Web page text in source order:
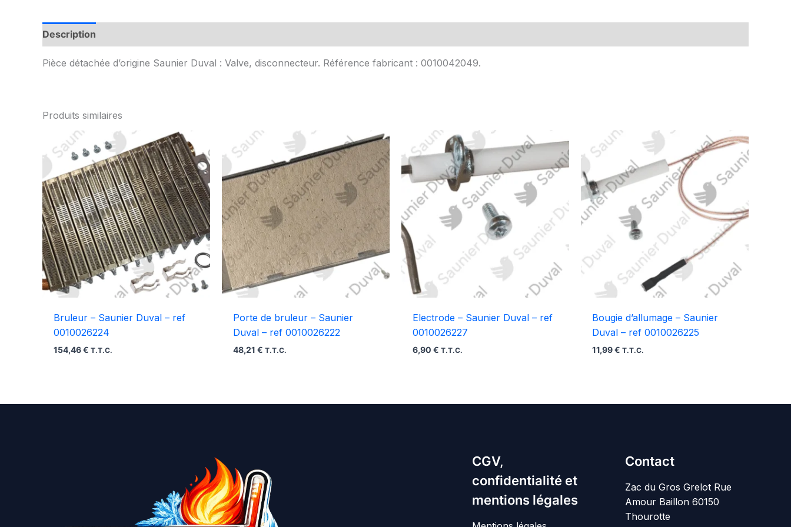
Description
Pièce détachée d’origine Saunier Duval : Valve, disconnecteur. Référence fabricant : 0010042049.
Produits similaires
Bruleur – Saunier Duval – ref
0010026224
154,46€ T.T.C.
Porte de bruleur – Saunier
Duval – ref 0010026222
48,21€ T.T.C.
Electrode – Saunier Duval – ref
0010026227
6,90€ T.T.C.
Bougie d’allumage – Saunier
Duval – ref 0010026225
11,99€ T.T.C.
CGV,
confidentialité et
mentions légales
Contact
Zac du Gros Grelot Rue
Amour Baillon 60150
Thourotte